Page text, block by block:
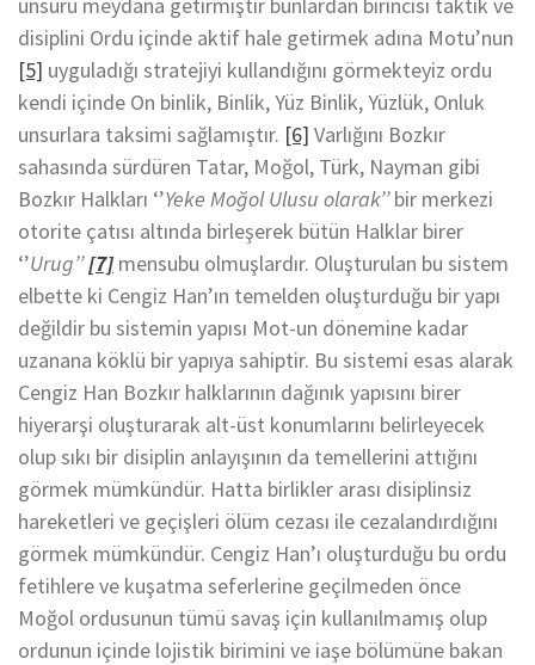
disiplini Ordu içinde aktif hale getirmek adına Motu’nun
[5] uyguladığı stratejiyi kullandığını görmekteyiz ordu
kendi içinde On binlik, Binlik, Yüz Binlik, Yüzlük, Onluk
unsurlara taksimi sağlamıştır. [6] Varlığını Bozkır
sahasında sürdüren Tatar, Moğol, Türk, Nayman gibi
Bozkır Halkları ‘’Yeke Moğol Ulusu olarak’’bir merkezi
otorite çatısı altında birleşerek bütün Halklar birer
‘’Urug’’[7] mensubu olmuşlardır. Oluşturulan bu sistem
elbette ki Cengiz Han’ın temelden oluşturduğu bir yapı
değildir bu sistemin yapısı Mot-un dönemine kadar
uzanana köklü bir yapıya sahiptir. Bu sistemi esas alarak
Cengiz Han Bozkır halklarının dağınık yapısını birer
hiyerarşi oluşturarak alt-üst konumlarını belirleyecek
olup sıkı bir disiplin anlayışının da temellerini attığını
görmek mümkündür. Hatta birlikler arası disiplinsiz
hareketleri ve geçişleri ölüm cezası ile cezalandırdığını
görmek mümkündür. Cengiz Han’ı oluşturduğu bu ordu
fetihlere ve kuşatma seferlerine geçilmeden önce
Moğol ordusunun tümü savaş için kullanılmamış olup
ordunun içinde lojistik birimini ve iaşe bölümüne bakan